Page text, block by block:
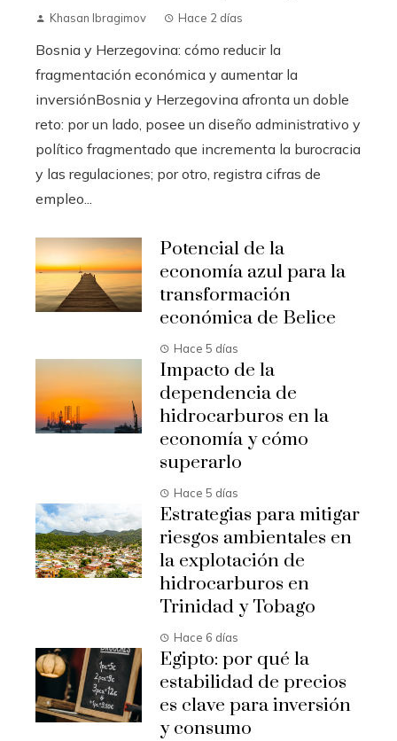
Khasan Ibragimov Hace 2 días
Bosnia y Herzegovina: cómo reducir la
fragmentación económica y aumentar la
inversiónBosnia y Herzegovina afronta un doble
reto: por un lado, posee un diseño administrativo y
político fragmentado que incrementa la burocracia
y las regulaciones; por otro, registra cifras de
empleo...
Potencial de la
economía azul para la
transformación
económica de Belice
Hace 5 días
Impacto de la
dependencia de
hidrocarburos en la
economía y cómo
superarlo
Hace 5 días
Estrategias para mitigar
riesgos ambientales en
la explotación de
hidrocarburos en
Trinidad y Tobago
Hace 6 días
Egipto: por qué la
estabilidad de precios
es clave para inversión
y consumo